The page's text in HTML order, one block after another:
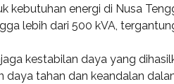
energi di Nusa
lebih dari 500 kVA,
kestabilan daya yang
tahan dan keandalan